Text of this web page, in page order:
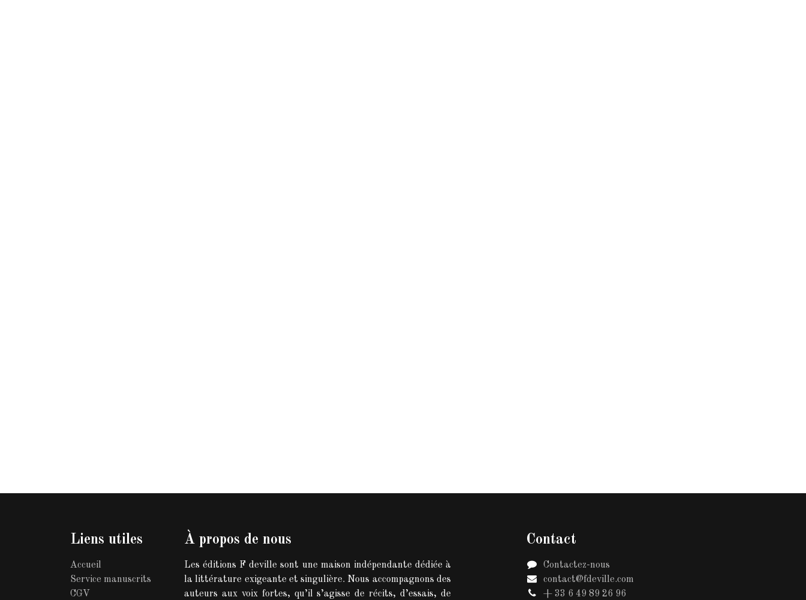
Liens utiles
Accueil
Service manuscrits
CGV
À propos de nous
Les éditions F deville sont une maison indépendante dédiée à
la littérature exigeante et singulière. Nous accompagnons des
auteurs aux voix fortes, qu’il s’agisse de récits, d’essais, de
Contact
Contactez-nous
contact@fdeville.com
+ 33 6 49 89 26 96